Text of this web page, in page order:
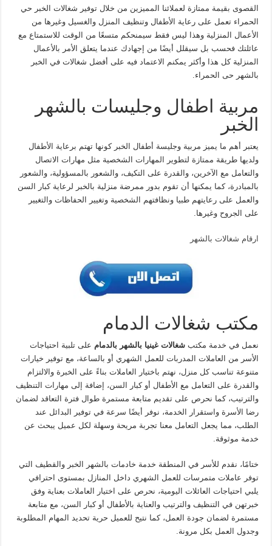
القصوى بقيمة ممتازة لعملائنا المميزين من خلال توفير شغالات الخبر حي
الحمراء تعمل على رعاية الأطفال وتنظيف المنزل والغسيل وغيرها من
الأعمال المنزلية وهذا ليس فقط سيمنحكم متسعًا من الوقت للاستمتاع مع
عائلتك فحسب بل سيقلل أيضًا من إجهادك عندما يتعلق الأمر بالأعمال
المنزلية كل هذا وأكثر يمكنم الاعتماد فيه على أفضل شغالات في الخبر
بالشهر حى الحمراء.
مربية اطفال وجليسات بالشهر
الخبر
يعتبر أهم ما يميز مربية وجليسة أطفال الخبر كونها تهتم برعاية الأطفال
ولديها طريقة ممتازة لتطوير المهارات الشخصية مثل مهارات الاتصال
والتعامل مع الآخرين، والقدرة على التكيف، والشعور بالمسؤولية، والشعور
بالمبادرة، كما يمكنها أن تقوم بدور ممرضة منزلية بالخبر لرعاية كبار السن
والعمل على رعايتهم طبيا ونظافتهم الشخصية وتغيير الحفاظات والتغيير
على الجروح وغيرها.
ارقام شغالات بالشهر
مكتب شغالات الدمام
نعمل في خدمة مكتبشغالات غينيا بالشهر بالدمام على تلبية احتياجات
الأسر من العاملات المدربات للعمل الشهري أو بالساعة، مع توفير خيارات
متنوعة تناسب كل منزل، نهتم باختيار العاملات بناءً على الخبرة والالتزام
والقدرة على التعامل مع الأطفال أو كبار السن، إضافة إلى مهارات التنظيف
والترتيب، كما نحرص على تقديم متابعة مستمرة طوال فترة التعاقد لضمان
رضا الأسرة واستقرار الخدمة، نوفر أيضًا سرعة في توفير البدائل عند
الطلب، مما يجعل التعامل معنا تجربة مريحة وسهلة لكل عميل يبحث عن
خدمة موثوقة.
ختامًا، نقدم للأسر في المنطقة خدمة خادمات بالشهر الخبر والقطيف التي
توفر عاملات متمرسات للعمل الشهري داخل المنازل بمستوى احترافي
يلبي احتياجات العائلات اليومية، نحرص على اختيار العاملات بعناية وفق
خبرتهن في التنظيف والترتيب والعناية بالأطفال أو كبار السن، مع متابعة
مستمرة لضمان جودة العمل، كما نتيح للعميل حرية تحديد المهام المطلوبة
وجدول العمل بكل مرونة.